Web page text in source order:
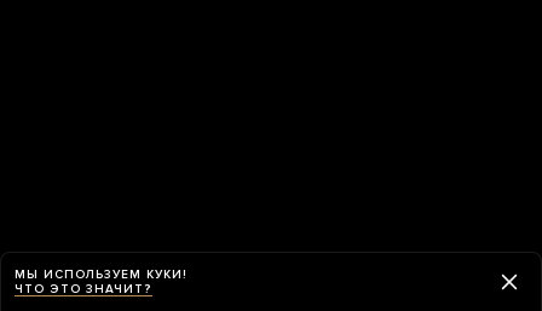
МЫ ИСПОЛЬЗУЕМ КУКИ!
ЧТО ЭТО ЗНАЧИТ?